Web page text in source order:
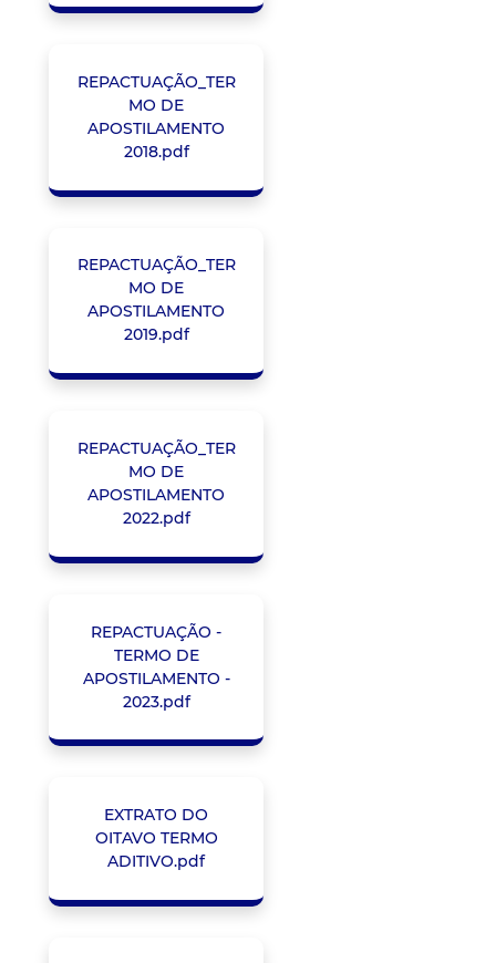
REPACTUAÇÃO_TER
MO DE
APOSTILAMENTO
2018.pdf
REPACTUAÇÃO_TER
MO DE
APOSTILAMENTO
2019.pdf
REPACTUAÇÃO_TER
MO DE
APOSTILAMENTO
2022.pdf
REPACTUAÇÃO -
TERMO DE
APOSTILAMENTO -
2023.pdf
EXTRATO DO
OITAVO TERMO
ADITIVO.pdf